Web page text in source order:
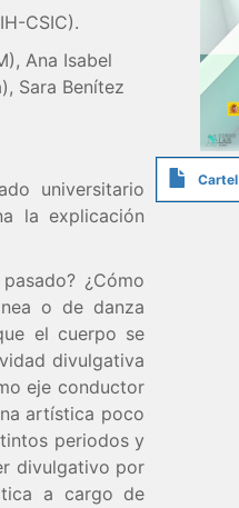
CSIC).
Ana Isabel
Sara Benítez
universitario
la explicación
¿Cómo
o de danza
el cuerpo se
divulgativa
eje conductor
artística poco
periodos y
divulgativo por
a cargo de
Cartel